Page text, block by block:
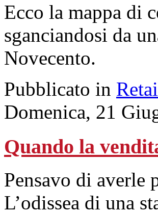
Ecco la mappa di
sganciandosi da
Novecento.
Pubblicato in
Domenica, 21
Quando la
Pensavo di averle
L’odissea di una